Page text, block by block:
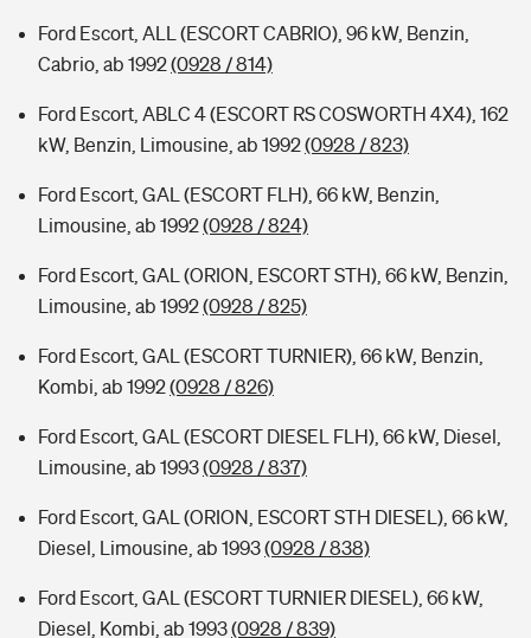
Ford Escort, ALL (ESCORT CABRIO), 96 kW, Benzin,
Cabrio, ab 1992(0928 / 814)
Ford Escort, ABLC 4 (ESCORT RS COSWORTH 4X4), 162
kW, Benzin, Limousine, ab 1992(0928 / 823)
Ford Escort, GAL (ESCORT FLH), 66 kW, Benzin,
Limousine, ab 1992(0928 / 824)
Ford Escort, GAL (ORION, ESCORT STH), 66 kW, Benzin,
Limousine, ab 1992(0928 / 825)
Ford Escort, GAL (ESCORT TURNIER), 66 kW, Benzin,
Kombi, ab 1992(0928 / 826)
Ford Escort, GAL (ESCORT DIESEL FLH), 66 kW, Diesel,
Limousine, ab 1993(0928 / 837)
Ford Escort, GAL (ORION, ESCORT STH DIESEL), 66 kW,
Diesel, Limousine, ab 1993(0928 / 838)
Ford Escort, GAL (ESCORT TURNIER DIESEL), 66 kW,
Diesel, Kombi, ab 1993(0928 / 839)